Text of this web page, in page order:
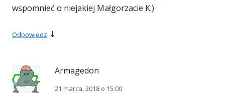
wspomnieć o niejakiej Małgorzacie K.)
Odpowiedz ↓
Armagedon
21 marca, 2018 o 15:00